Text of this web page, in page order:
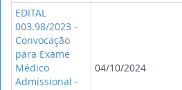
EDITAL
003.98/2023 -
Convocação
para Exame
Médico
Admissional -
04/10/2024